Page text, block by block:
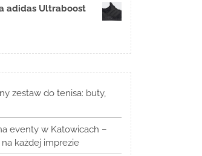
adidas Ultraboost
zestaw do tenisa: buty,
eventy w Katowicach –
każdej imprezie